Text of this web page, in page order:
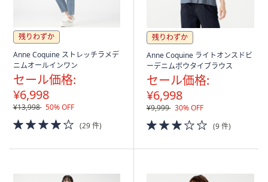
残りわずか
Anne Coquine ストレッチラメデ
ニムオールインワン
セール価格:
¥6,998
¥13,998 50% OFF
4.0
of
(29 件)
残りわずか
Anne Coquine ライトオンスドビ
ーデニムボウタイブラウス
セール価格:
¥6,998
¥9,999 30% OFF
3.0
of
(9 件)